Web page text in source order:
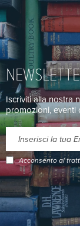
Iscriviti alla nostra
promozioni, eventi
Acconsento al